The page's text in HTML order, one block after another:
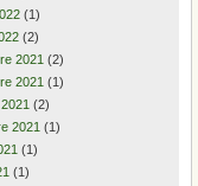
(1)
(2)
2021 (2)
2021 (1)
(2)
2021 (1)
(1)
(1)